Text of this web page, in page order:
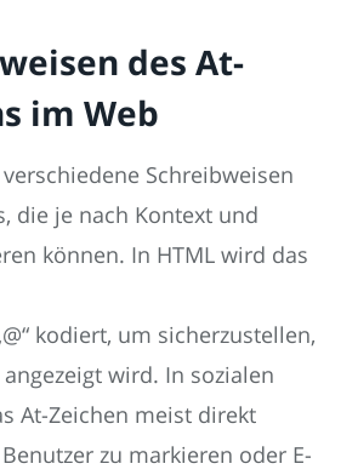
des At-
im Web
Schreibweisen
die je nach Kontext und
können. In HTML wird das
kodiert, um sicherzustellen,
wird. In sozialen
At-Zeichen meist direkt
zu markieren oder E-